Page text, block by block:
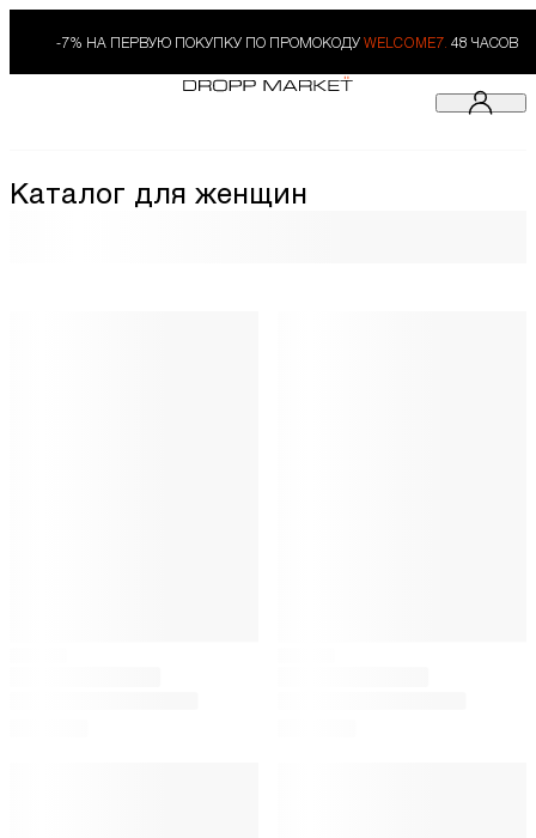
-7% НА ПЕРВУЮ ПОКУПКУ ПО ПРОМОКОДУ WELCOME7. 48 ЧАСОВ
Каталог для женщин